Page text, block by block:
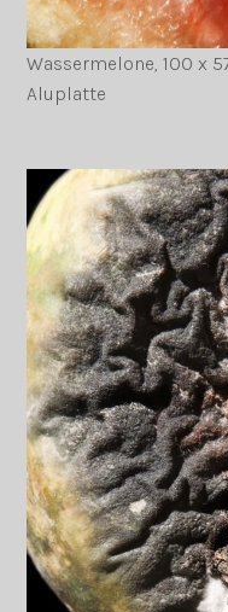
Wassermelone, 100 x
Aluplatte